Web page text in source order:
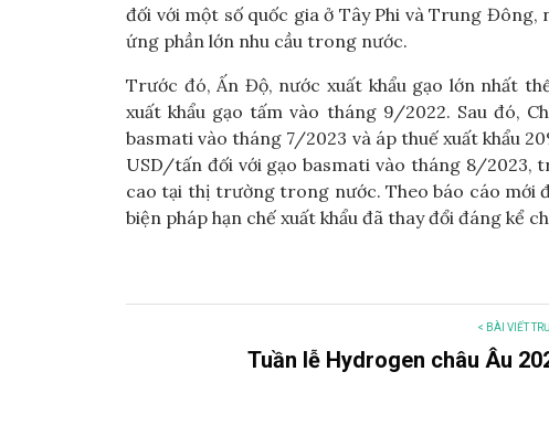
đối với một số quốc gia ở Tây Phi và Trung
ứng phần lớn nhu cầu trong nước.
Trước đó, Ấn Độ, nước xuất khẩu gạo lớn nhất
xuất khẩu gạo tấm vào tháng 9/2022. Sau đó,
basmati vào tháng 7/2023 và áp thuế xuất khẩu
USD/tấn đối với gạo basmati vào tháng 8/2023,
cao tại thị trường trong nước. Theo báo cáo mới
biện pháp hạn chế xuất khẩu đã thay đổi đáng kể
< BÀI VIẾT
Tuần lễ Hydrogen châu Âu